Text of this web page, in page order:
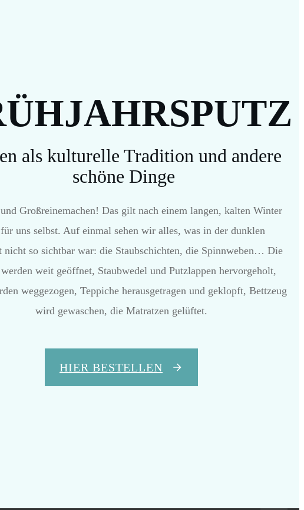
als kulturelle Tradition und andere
schöne Dinge
Großreinemachen! Das gilt nach einem langen, kalten Winter
uns selbst. Auf einmal sehen wir alles, was in der dunklen
nicht so sichtbar war: die Staubschichten, die Spinnweben… Die
weit geöffnet, Staubwedel und Putzlappen hervorgeholt,
weggezogen, Teppiche herausgetragen und geklopft, Bettzeug
wird gewaschen, die Matratzen gelüftet.
HIER BESTELLEN